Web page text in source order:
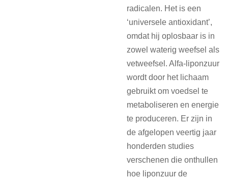
radicalen. Het is een
‘universele antioxidant’,
omdat hij oplosbaar is in
zowel waterig weefsel als
vetweefsel. Alfa-liponzuur
wordt door het lichaam
gebruikt om voedsel te
metaboliseren en energie
te produceren. Er zijn in
de afgelopen veertig jaar
honderden studies
verschenen die onthullen
hoe liponzuur de